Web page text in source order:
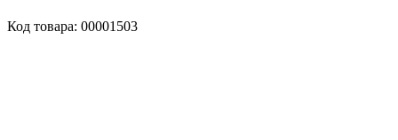
Код товара: 00001503